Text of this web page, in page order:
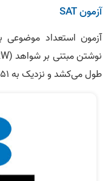
آزمون SAT
آزمون استعداد
طول می‌کشد و نزدیک به ۵۱ دلار هزینه دارد.